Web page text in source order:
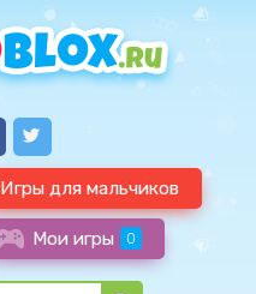
Игры для мальчиков
Мои игры 0